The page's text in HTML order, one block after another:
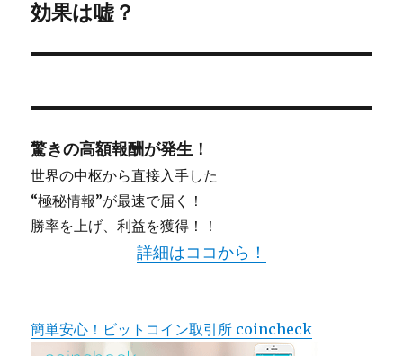
投
効果は嘘？
驚きの高額報酬が発生！
世界の中枢から直接入手した
“極秘情報”が最速で届く！
勝率を上げ、利益を獲得！！
詳細はココから！
簡単安心！ビットコイン取引所 coincheck